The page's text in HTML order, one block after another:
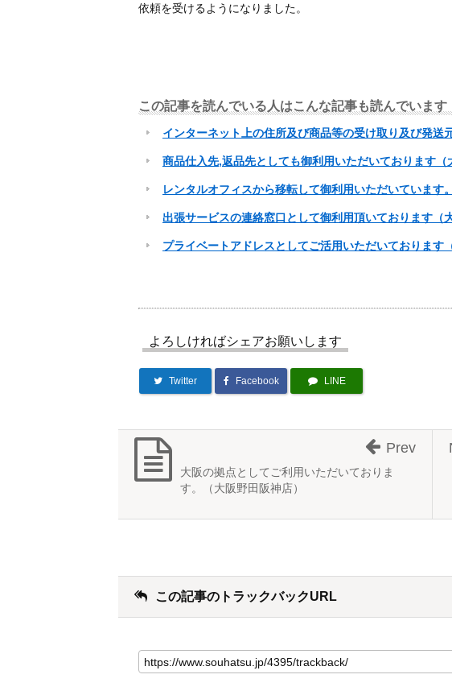
依頼を受けるようになりました。
この記事を読んでいる人はこんな記事も読んでいます
インターネット上の住所及び商品等の受け取り及び発送
商品仕入先,返品先としても御利用いただいております（
レンタルオフィスから移転して御利用いただいています
出張サービスの連絡窓口として御利用頂いております（
プライベートアドレスとしてご活用いただいております
よろしければシェアお願いします
Twitter Facebook LINE
大阪の拠点としてご利用いただいておりま
す。（大阪野田阪神店）
Prev
この記事のトラックバックURL